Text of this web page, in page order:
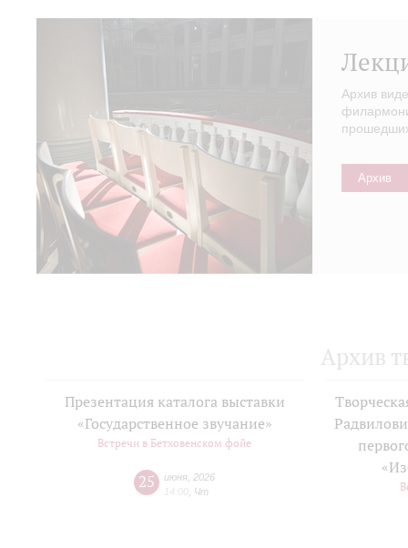
Архив
Архив
Архив
Презентация каталога выставки
«Государственное звучание»
Встречи в Бетховенском фойе
25 июня 2026
14:00 Чт